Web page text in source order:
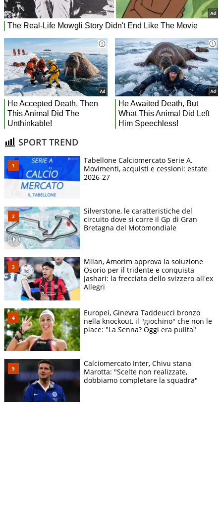
SPORT TREND
Tabellone Calciomercato Serie A.
Movimenti, acquisti e cessioni: estate
2026-27
Silverstone, le caratteristiche del
circuito dove si corre il Gp di Gran
Bretagna del Motomondiale
Milan, Amorim approva la soluzione
Osorio per il tridente e conquista
Jashari: la frecciata dello svizzero all'ex
Allegri
Europei, Ginevra Taddeucci bronzo
nella knockout, il "giochino" che non le
piace: "La Senna? Oggi era pulita"
Calciomercato Inter, Chivu stana
Marotta: "Scelte non realizzate,
dobbiamo completare la squadra"